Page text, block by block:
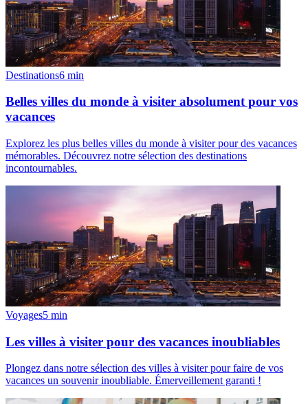
Destinations6 min
Belles villes du monde à visiter absolument pour vos
vacances
Explorez les plus belles villes du monde à visiter pour des vacances
mémorables. Découvrez notre sélection des destinations
incontournables.
Voyages5 min
Les villes à visiter pour des vacances inoubliables
Plongez dans notre sélection des villes à visiter pour faire de vos
vacances un souvenir inoubliable. Émerveillement garanti !